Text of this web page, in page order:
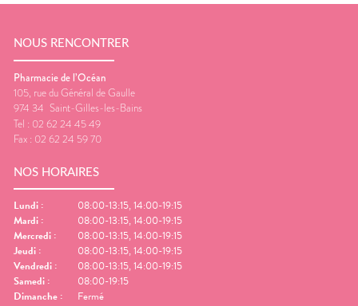
NOUS RENCONTRER
Pharmacie de l’Océan
105, rue du Général de Gaulle
974 34 Saint-Gilles-les-Bains
Tel : 02 62 24 45 49
Fax : 02 62 24 59 70
NOS HORAIRES
Lundi :
08:00-13:15, 14:00-19:15
Mardi :
08:00-13:15, 14:00-19:15
Mercredi :
08:00-13:15, 14:00-19:15
Jeudi :
08:00-13:15, 14:00-19:15
Vendredi :
08:00-13:15, 14:00-19:15
Samedi :
08:00-19:15
Dimanche : Fermé